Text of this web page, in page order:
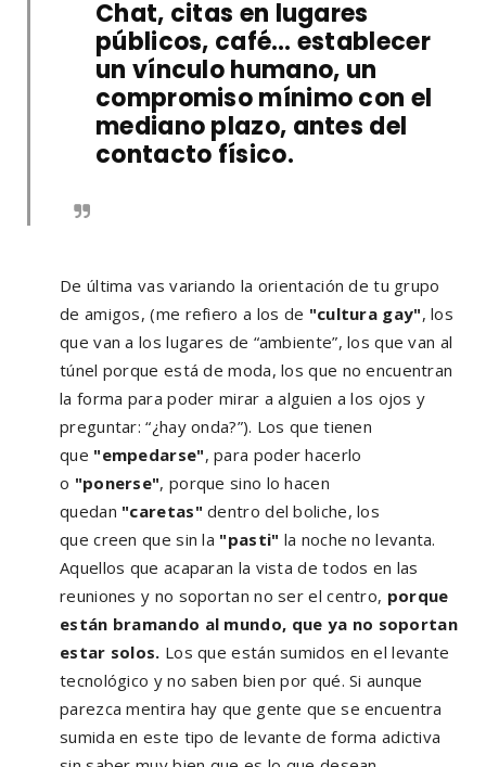
Chat, citas en lugares
públicos, café… establecer
un vínculo humano, un
compromiso mínimo con el
mediano plazo, antes del
contacto físico.
De última vas variando la orientación de tu grupo
de amigos, (me refiero a los de "cultura gay", los
que van a los lugares de “ambiente”, los que van al
túnel porque está de moda, los que no encuentran
la forma para poder mirar a alguien a los ojos y
preguntar: “¿hay onda?”). Los que tienen
que "empedarse", para poder hacerlo
o "ponerse", porque sino lo hacen
quedan "caretas" dentro del boliche, los
que creen que sin la "pasti" la noche no levanta.
Aquellos que acaparan la vista de todos en las
reuniones y no soportan no ser el centro, porque
están bramando al mundo, que ya no soportan
estar solos. Los que están sumidos en el levante
tecnológico y no saben bien por qué. Si aunque
parezca mentira hay que gente que se encuentra
sumida en este tipo de levante de forma adictiva